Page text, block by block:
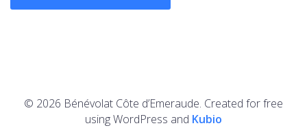
© 2026 Bénévolat Côte d’Emeraude. Created for free
using WordPress and Kubio